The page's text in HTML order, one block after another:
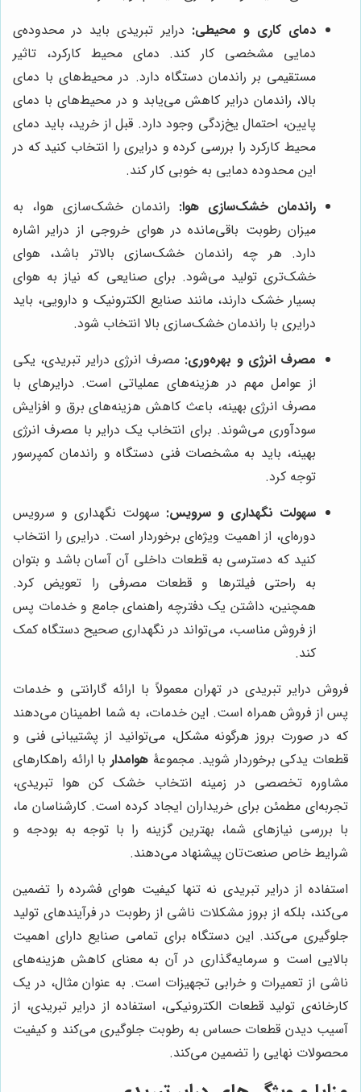
دمای کاری و محیطی: درایر تبریدی باید در محدوده‌ی
دمایی مشخصی کار کند. دمای محیط کارکرد، تاثیر
مستقیمی بر راندمان دستگاه دارد. در محیط‌های با دمای
بالا، راندمان درایر کاهش می‌یابد و در محیط‌های با دمای
پایین، احتمال یخ‌زدگی وجود دارد. قبل از خرید، باید دمای
محیط کارکرد را بررسی کرده و درایری را انتخاب کنید که در
این محدوده دمایی به خوبی کار کند.
راندمان خشک‌سازی هوا: راندمان خشک‌سازی هوا، به
میزان رطوبت باقی‌مانده در هوای خروجی از درایر اشاره
دارد. هر چه راندمان خشک‌سازی بالاتر باشد، هوای
خشک‌تری تولید می‌شود. برای صنایعی که نیاز به هوای
بسیار خشک دارند، مانند صنایع الکترونیک و دارویی، باید
درایری با راندمان خشک‌سازی بالا انتخاب شود.
مصرف انرژی و بهره‌وری: مصرف انرژی درایر تبریدی، یکی
از عوامل مهم در هزینه‌های عملیاتی است. درایرهای با
مصرف انرژی بهینه، باعث کاهش هزینه‌های برق و افزایش
سودآوری می‌شوند. برای انتخاب یک درایر با مصرف انرژی
بهینه، باید به مشخصات فنی دستگاه و راندمان کمپرسور
توجه کرد.
سهولت نگهداری و سرویس: سهولت نگهداری و سرویس
دوره‌ای، از اهمیت ویژه‌ای برخوردار است. درایری را انتخاب
کنید که دسترسی به قطعات داخلی آن آسان باشد و بتوان
به راحتی فیلترها و قطعات مصرفی را تعویض کرد.
همچنین، داشتن یک دفترچه راهنمای جامع و خدمات پس
از فروش مناسب، می‌تواند در نگهداری صحیح دستگاه کمک
کند.
فروش درایر تبریدی در تهران معمولاً با ارائه گارانتی و خدمات
پس از فروش همراه است. این خدمات، به شما اطمینان می‌دهند
که در صورت بروز هرگونه مشکل، می‌توانید از پشتیبانی فنی و
قطعات یدکی برخوردار شوید. مجموعۀهوامدار با ارائه راهکارهای
مشاوره تخصصی در زمینه انتخاب خشک کن هوا تبریدی،
تجربه‌ای مطمئن برای خریداران ایجاد کرده است. کارشناسان ما،
با بررسی نیازهای شما، بهترین گزینه را با توجه به بودجه و
شرایط خاص صنعت‌تان پیشنهاد می‌دهند.
استفاده از درایر تبریدی نه تنها کیفیت هوای فشرده را تضمین
می‌کند، بلکه از بروز مشکلات ناشی از رطوبت در فرآیندهای تولید
جلوگیری می‌کند. این دستگاه برای تمامی صنایع دارای اهمیت
بالایی است و سرمایه‌گذاری در آن به معنای کاهش هزینه‌های
ناشی از تعمیرات و خرابی تجهیزات است. به عنوان مثال، در یک
کارخانه‌ی تولید قطعات الکترونیکی، استفاده از درایر تبریدی، از
آسیب دیدن قطعات حساس به رطوبت جلوگیری می‌کند و کیفیت
محصولات نهایی را تضمین می‌کند.